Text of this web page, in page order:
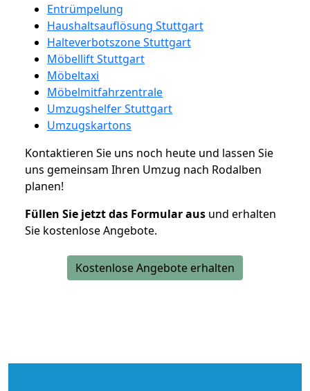
Entrümpelung
Haushaltsauflösung Stuttgart
Halteverbotszone Stuttgart
Möbellift Stuttgart
Möbeltaxi
Möbelmitfahrzentrale
Umzugshelfer Stuttgart
Umzugskartons
Kontaktieren Sie uns noch heute und lassen Sie
uns gemeinsam Ihren Umzug nach Rodalben
planen!
Füllen Sie jetzt das Formular aus und erhalten
Sie kostenlose Angebote.
Kostenlose Angebote erhalten